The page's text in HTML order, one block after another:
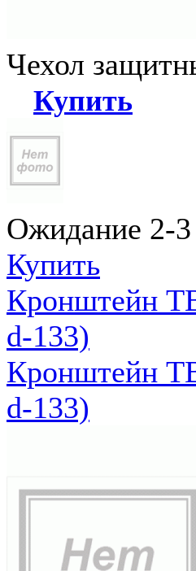
Чехол
Купить
Ожидание 2-3
Купить
Кронштейн
d-133)
Кронштейн
d-133)